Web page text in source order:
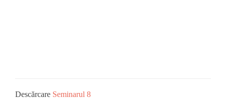
Descărcare Seminarul 8